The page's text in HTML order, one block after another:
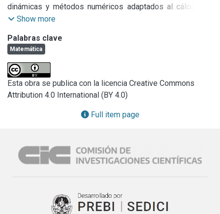
dinámicas y métodos numéricos adaptados al cálculo de
sus soluciones como de los estados estacionarios o
Show more
Palabras clave
Matemática
Esta obra se publica con la licencia Creative Commons
Attribution 4.0 International (BY 4.0)
Full item page